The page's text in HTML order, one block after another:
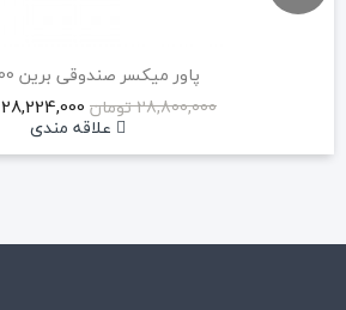
پاور میکسر صندوقی برین BR4200
28,800,000 تومان
28,224,000 تومان
علاقه مندی